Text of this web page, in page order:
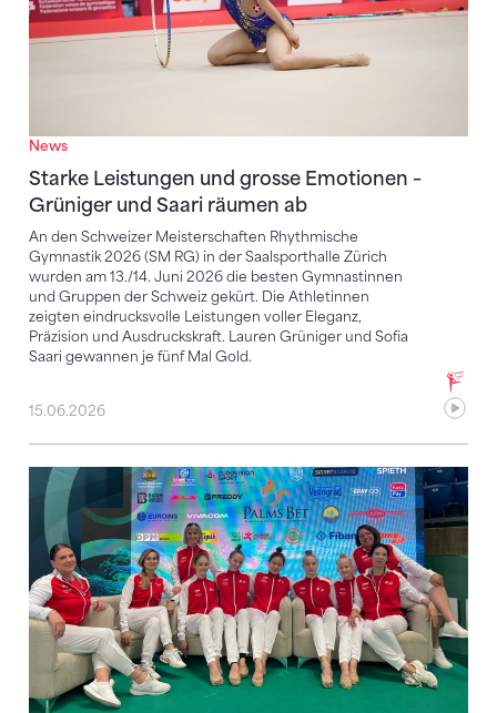
News
Starke Leistungen und grosse Emotionen –
Grüniger und Saari räumen ab
An den Schweizer Meisterschaften Rhythmische
Gymnastik 2026 (SM RG) in der Saalsporthalle Zürich
wurden am 13./14. Juni 2026 die besten Gymnastinnen
und Gruppen der Schweiz gekürt. Die Athletinnen
zeigten eindrucksvolle Leistungen voller Eleganz,
Präzision und Ausdruckskraft. Lauren Grüniger und Sofia
Saari gewannen je fünf Mal Gold.
15.06.2026
Starke Auftritte bei der EM